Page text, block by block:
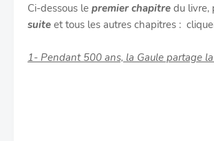
Ci-dessous le premier chapitre du livre,
suite et tous les autres chapitres :
1- Pendant 500 ans, la Gaule partage